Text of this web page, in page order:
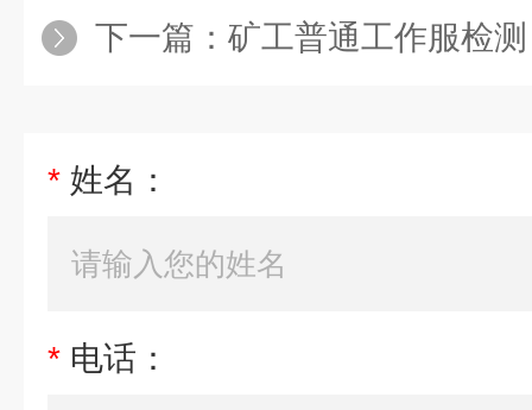
下一篇： 矿工普通工作服检测
* 姓名：
* 电话：